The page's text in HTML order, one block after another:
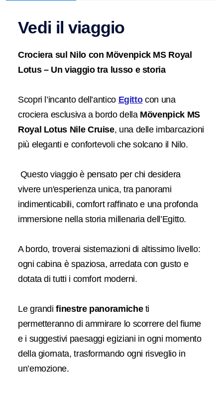
Vedi il viaggio
Crociera sul Nilo con Mövenpick MS Royal
Lotus – Un viaggio tra lusso e storia
Scopri l’incanto dell’antico Egittocon una
crociera esclusiva a bordo della Mövenpick MS
Royal Lotus Nile Cruise, una delle imbarcazioni
più eleganti e confortevoli che solcano il Nilo.
Questo viaggio è pensato per chi desidera
vivere un'esperienza unica, tra panorami
indimenticabili, comfort raffinato e una profonda
immersione nella storia millenaria dell’Egitto.
A bordo, troverai sistemazioni di altissimo livello:
ogni cabina è spaziosa, arredata con gusto e
dotata di tutti i comfort moderni.
Le grandifinestre panoramicheti
permetteranno di ammirare lo scorrere del fiume
e i suggestivi paesaggi egiziani in ogni momento
della giornata, trasformando ogni risveglio in
un’emozione.